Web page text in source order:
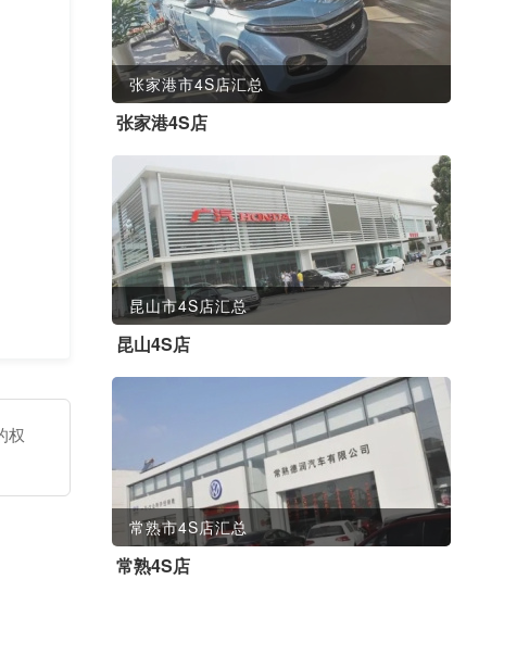
权
张家港市4S店汇总
张家港4S店
昆山市4S店汇总
昆山4S店
常熟市4S店汇总
常熟4S店